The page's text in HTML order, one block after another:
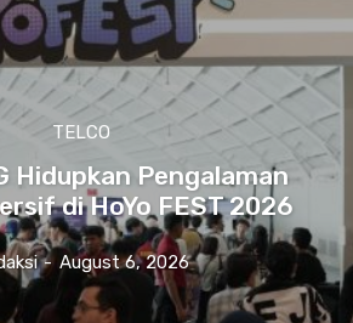
TELCO
Hidupkan Pengalaman
di HoYo FEST 2026
- August 6, 2026